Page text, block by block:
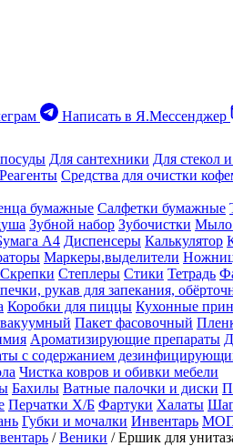
Написать в Я.Мессенджер
Для сантехники Для стекол
Реагенты Средства для очистки
бумажные Салфетки бумажные
Зубной набор Зубочистки Мыло
А4 Диспенсеры Калькулятор
Маркеры,выделители
Скрепки Степлеры Стики Тетрадь
рукав для запекания,
Коробки для пиццы Кухонные
Пакет фасовочный
Ароматизирующие препараты
с содержанием
Чистка ковров и обивки мебели
Бахилы Ватные палочки и диски
Перчатки Х/Б Фартуки Халаты
Губки и мочалки Инвентарь
/Веники / Ершик для